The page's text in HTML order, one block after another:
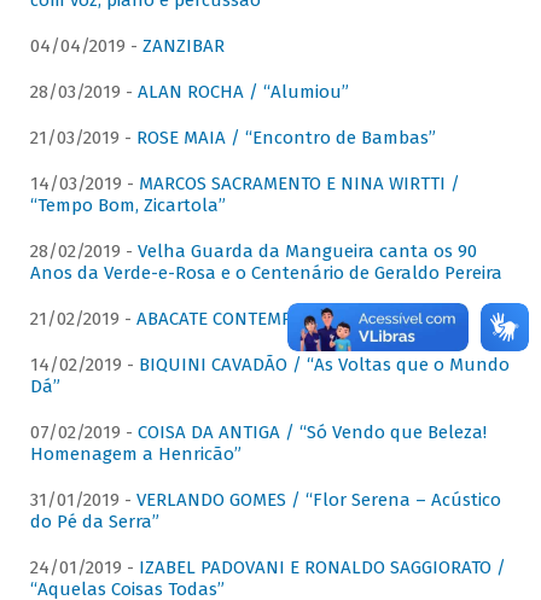
04/04/2019 - ZANZIBAR
28/03/2019 - ALAN ROCHA / “Alumiou”
21/03/2019 - ROSE MAIA / “Encontro de Bambas”
14/03/2019 - MARCOS SACRAMENTO E NINA WIRTTI /
“Tempo Bom, Zicartola”
28/02/2019 - Velha Guarda da Mangueira canta os 90
Anos da Verde-e-Rosa e o Centenário de Geraldo Pereira
21/02/2019 - ABACATE CONTEMPORÂNEO
14/02/2019 - BIQUINI CAVADÃO / “As Voltas que o Mundo
Dá”
07/02/2019 - COISA DA ANTIGA / “Só Vendo que Beleza!
Homenagem a Henricão”
31/01/2019 - VERLANDO GOMES / “Flor Serena – Acústico
do Pé da Serra”
24/01/2019 - IZABEL PADOVANI E RONALDO SAGGIORATO /
“Aquelas Coisas Todas”